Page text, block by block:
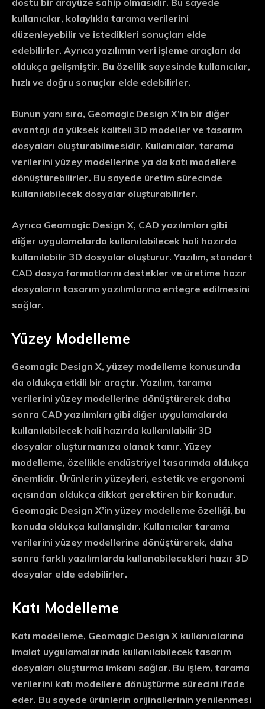
dostu bir arayüze sahip olmasıdır. Bu sayede
kullanıcılar, kolaylıkla tarama verilerini
düzenleyebilir ve istedikleri sonuçları elde
edebilirler. Ayrıca yazılımın veri işleme araçları da
oldukça gelişmiştir. Bu özellik sayesinde kullanıcılar,
hızlı ve doğru sonuçlar elde edebilirler.
Bunun yanı sıra, Geomagic Design X’in bir diğer
avantajı da yüksek kaliteli 3D modeller ve tasarım
dosyaları oluşturabilmesidir. Kullanıcılar, tarama
verilerini yüzey modellerine ya da katı modellere
dönüştürebilirler. Bu sayede üretim sürecinde
kullanılabilecek dosyalar oluşturabilirler.
Ayrıca Geomagic Design X, CAD yazılımları gibi
diğer uygulamalarda kullanılabilecek hali hazırda
kullanılabilir 3D dosyalar oluşturur. Yazılım, standart
CAD dosya formatlarını destekler ve üretime hazır
dosyaların tasarım yazılımlarına entegre edilmesini
sağlar.
Yüzey Modelleme
Geomagic Design X, yüzey modelleme konusunda
da oldukça etkili bir araçtır. Yazılım, tarama
verilerini yüzey modellerine dönüştürerek daha
sonra CAD yazılımları gibi diğer uygulamalarda
kullanılabilecek hali hazırda kullanılabilir 3D
dosyalar oluşturmanıza olanak tanır. Yüzey
modelleme, özellikle endüstriyel tasarımda oldukça
önemlidir. Ürünlerin yüzeyleri, estetik ve ergonomi
açısından oldukça dikkat gerektiren bir konudur.
Geomagic Design X’in yüzey modelleme özelliği, bu
konuda oldukça kullanışlıdır. Kullanıcılar tarama
verilerini yüzey modellerine dönüştürerek, daha
sonra farklı yazılımlarda kullanabilecekleri hazır 3D
dosyalar elde edebilirler.
Katı Modelleme
Katı modelleme, Geomagic Design X kullanıcılarına
imalat uygulamalarında kullanılabilecek tasarım
dosyaları oluşturma imkanı sağlar. Bu işlem, tarama
verilerini katı modellere dönüştürme sürecini ifade
eder. Bu sayede ürünlerin orijinallerinin yenilenmesi